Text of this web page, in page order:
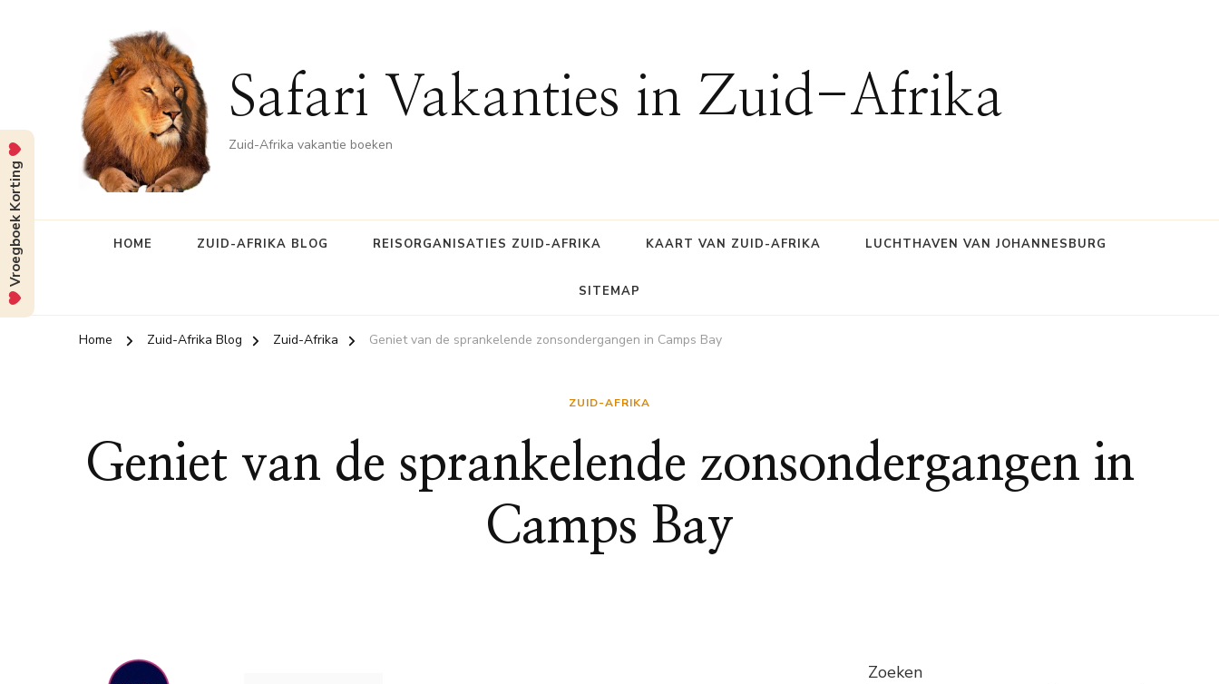
Safari Vakanties in Zuid-Afrika
Zuid-Afrika vakantie boeken
HOME ZUID-AFRIKA BLOG REISORGANISATIES ZUID-AFRIKA KAART VAN ZUID-AFRIKA LUCHTHAVEN VAN JOHANNESBURG
SITEMAP
Home Zuid-Afrika Blog Zuid-Afrika Geniet van de sprankelende zonsondergangen in Camps Bay
ZUID-AFRIKA
Geniet van de sprankelende zonsondergangen in
Camps Bay
Zoeken
Vroegboek Korting